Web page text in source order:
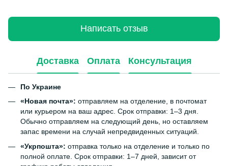
Написать отзыв
Доставка Оплата Консультация
По Украине
«Новая почта»: отправляем на отделение, в почтомат
или курьером на ваш адрес. Срок отправки: 1–3 дня.
Обычно отправляем на следующий день, но оставляем
запас времени на случай непредвиденных ситуаций.
«Укрпошта»: отправка только на отделение и только по
полной оплате. Срок отправки: 1–7 дней, зависит от